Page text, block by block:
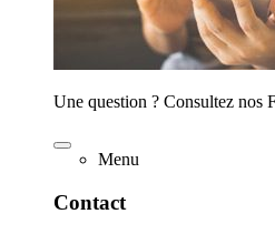
Une question ? Consultez nos
Menu
Contact